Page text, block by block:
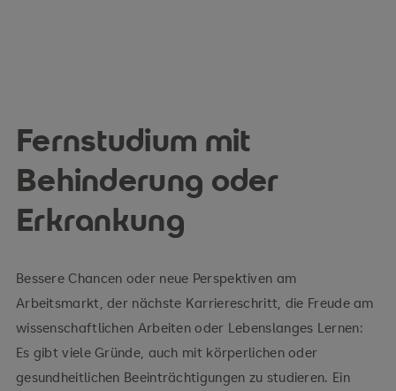
Fernstudium mit
Behinderung oder
Erkrankung
Bessere Chancen oder neue Perspektiven am
Arbeitsmarkt, der nächste Karriereschritt, die Freude am
wissenschaftlichen Arbeiten oder Lebenslanges Lernen:
Es gibt viele Gründe, auch mit körperlichen oder
gesundheitlichen Beeinträchtigungen zu studieren. Ein